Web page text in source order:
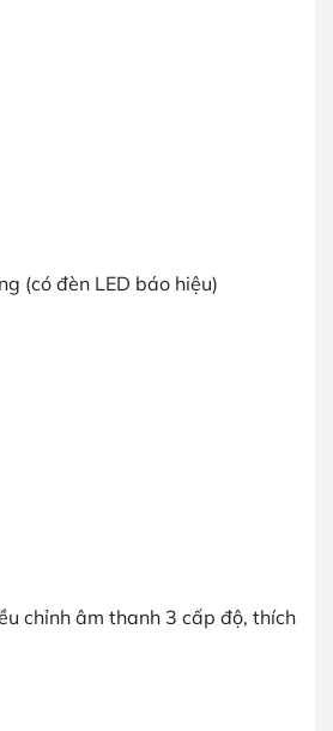
(có đèn LED báo hiệu)
chỉnh âm thanh 3 cấp độ, thích